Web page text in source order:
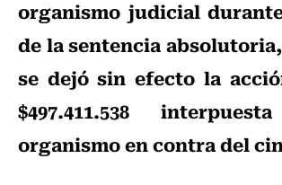
organismo judicial
de la sentencia
se dejó sin efecto la
$497.411.538
organismo en contra del